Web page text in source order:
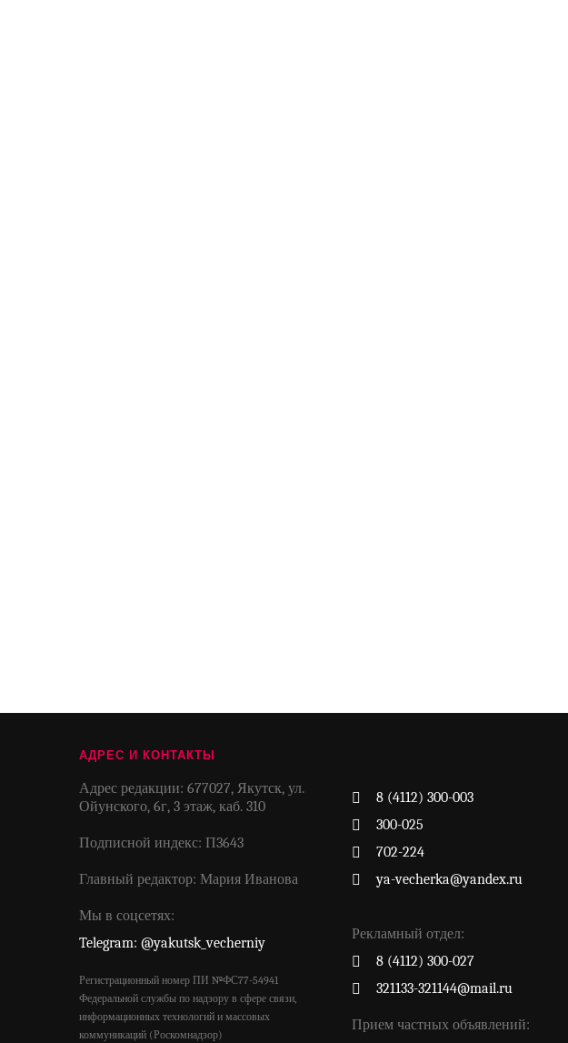
АДРЕС И КОНТАКТЫ
Адрес редакции: 677027, Якутск, ул.
Ойунского, 6г, 3 этаж, каб. 310
Подписной индекс: П3643
Главный редактор: Мария Иванова
Мы в соцсетях:
Telegram: @yakutsk_vecherniy
Регистрационный номер ПИ №ФС77-54941
Федеральной службы по надзору в сфере связи,
информационных технологий и массовых
коммуникаций (Роскомнадзор)
8 (4112) 300-003
300-025
702-224
ya-vecherka@yandex.ru
Рекламный отдел:
8 (4112) 300-027
321133-321144@mail.ru
Прием частных объявлений: